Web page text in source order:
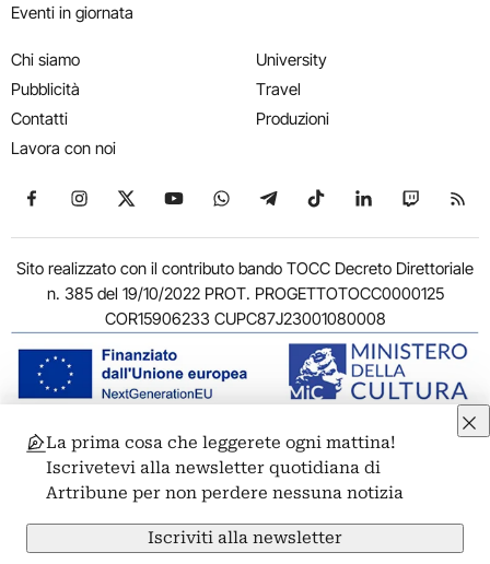
Eventi in giornata
Chi siamo
Pubblicità
Contatti
Lavora con noi
University
Travel
Produzioni
Seguici su Facebook
Seguici su Instagram
Seguici su X
Seguici su YouTube
Seguici su WhatsApp
Seguici su Telegram
Seguici su TikTok
Seguici su
Seguici
Sito realizzato con il contributo bando TOCC Decreto Direttoriale
n. 385 del 19/10/2022 PROT. PROGETTOTOCC0000125
COR15906233 CUPC87J23001080008
© 2011-2026 ARTRIBUNE srl – Corso Vittorio Emanuele II, 287 –
00186 Roma - P.I. 11381581005
Privacy: Responsabile della protezione dei dati personali
ARTRIBUNE srl – Corso Vittorio Emanuele II, 287 – 00186 Roma
Termini e condizioniPrivacy PolicyCookie PolicyCredits
La prima cosa che leggerete ogni mattina!
Iscrivetevi alla newsletter quotidiana di
Artribune per non perdere nessuna notizia
Iscriviti alla newsletter